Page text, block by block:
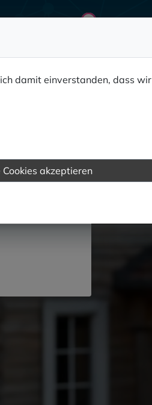
uns in
damit einverstanden, dass wir
akzeptieren